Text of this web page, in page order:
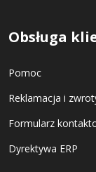
Obsługa
Pomoc
Reklamacja i
Formularz
Dyrektywa ERP